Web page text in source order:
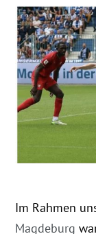
Im Rahmen
Magdeburg